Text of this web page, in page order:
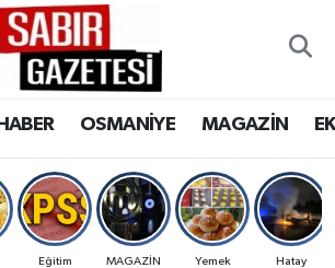
OSMANİYE MAGAZİN
Eğitim MAGAZİN Yemek Hatay
Eczaneler
Yoğunluk Haritası
Durumu ve Fikstür